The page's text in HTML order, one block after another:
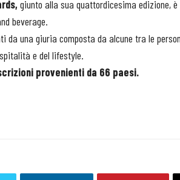
giunto alla sua quattordicesima edizione,
beverage.
da una giuria composta da alcune tra le
e del lifestyle.
provenienti da 66 paesi.